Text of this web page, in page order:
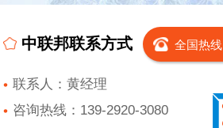
中联邦联系方式 全国热线
联系人：黄经理
咨询热线：139-2920-3080